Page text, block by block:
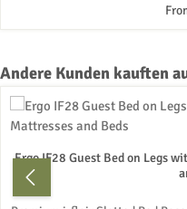
gepolsterten Kopfteil mit
eine dezente oder eine
Samtstoff mit weicher
Ausstrahlung. • Verschiedene
zusätzlichen Komfort beim
• Stabile und langlebige
aus Stahl. • Metallfüße:
unterstreichen das moderne
Lattenrost: ermöglicht
Skip product gallery
Andere Kunden kauften
Ergo IF28 Guest Bed on Legs